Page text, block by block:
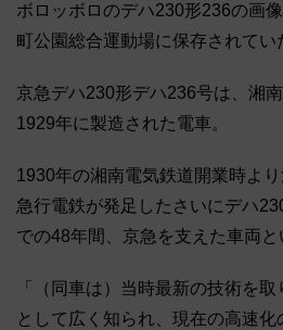
ボロッボロのデハ230形236の画
町公園総合運動場に保存されてい
京急デハ230形デハ236号は、湘
1929年に製造された電車。
1930年の湘南電気鉄道開業時よ
急行電鉄が発足したさいにデハ
での48年間、京急を支えた車両と
「（同車は）当時最新の技術を取
として広く知られ、現在の高速